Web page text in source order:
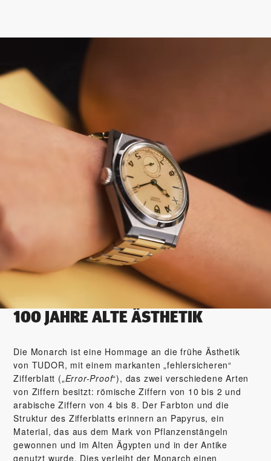
100 JAHRE ALTE ÄSTHETIK
Die Monarch ist eine Hommage an die frühe Ästhetik
von TUDOR, mit einem markanten „fehlersicheren“
Zifferblatt („Error-Proof“), das zwei verschiedene Arten
von Ziffern besitzt: römische Ziffern von 10 bis 2 und
arabische Ziffern von 4 bis 8. Der Farbton und die
Struktur des Zifferblatts erinnern an Papyrus, ein
Material, das aus dem Mark von Pflanzenstängeln
gewonnen und im Alten Ägypten und in der Antike
genutzt wurde. Dies verleiht der Monarch einen